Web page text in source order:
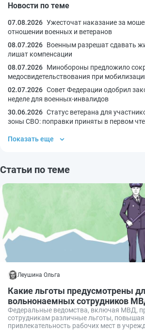
Новости по теме
07.08.2026 Ужесточат наказание за
отношении военных и ветеранов
08.07.2026 Военным разрешат сдавать
лишат компенсации
08.07.2026 Минобороны предложило
медосвидетельствования при
02.07.2026 Совет Федерации одобрил
неделе для военных-инвалидов
30.06.2026 Статус ветерана для
зоны СВО: поправки приняты в первом
Показать еще
Статьи по теме
Леушина Ольга
Какие льготы предусмотрены
вольнонаемных сотрудников
Федеральные ведомства, включая МВД,
сотрудникам различные льготы,
привлекательность рабочих мест в